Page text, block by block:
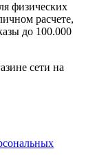
физических
расчете,
до 100.000
сети на